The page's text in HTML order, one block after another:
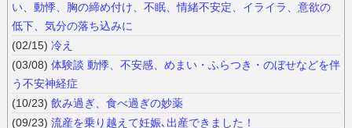
い、動悸、胸の締め付け、不眠、情緒不安定、イライラ、意欲の
低下、気分の落ち込みに
(02/15) 冷え
(03/08) 体験談 動悸、不安感、めまい・ふらつき・のぼせなどを伴
う不安神経症
(10/23) 飲み過ぎ、食べ過ぎの妙薬
(09/23) 流産を乗り越えて妊娠､出産できました！